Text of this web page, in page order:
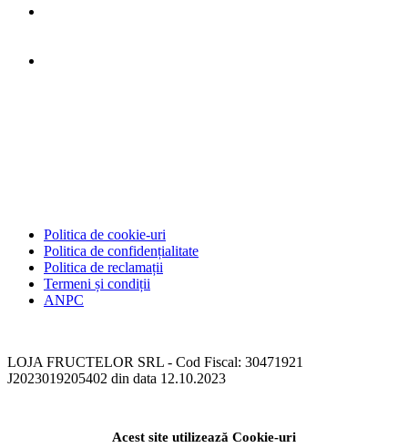
Politica de cookie-uri
Politica de confidențialitate
Politica de reclamații
Termeni și condiții
ANPC
LOJA FRUCTELOR SRL - Cod Fiscal: 30471921
J2023019205402 din data 12.10.2023
Acest site utilizează Cookie-uri